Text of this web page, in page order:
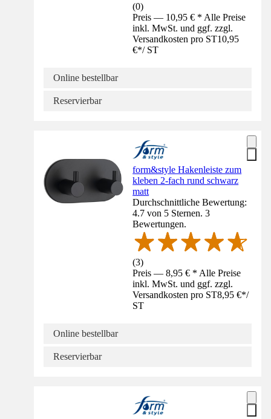
(0)
Preis — 10,95 € * Alle Preise
inkl. MwSt. und ggf. zzgl.
Versandkosten pro ST10,95
€*/ ST
Online bestellbar
Reservierbar
form&style Hakenleiste zum
kleben 2-fach rund schwarz
matt
Durchschnittliche Bewertung:
4.7 von 5 Sternen. 3
Bewertungen.
(3)
Preis — 8,95 € * Alle Preise
inkl. MwSt. und ggf. zzgl.
Versandkosten pro ST8,95 €*/
ST
Online bestellbar
Reservierbar